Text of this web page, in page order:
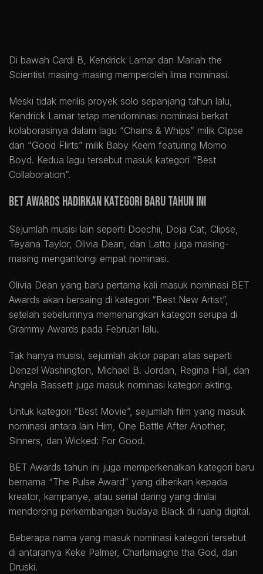
Di bawah Cardi B, Kendrick Lamar dan Mariah the
Scientist masing-masing memperoleh lima nominasi.
Meski tidak merilis proyek solo sepanjang tahun lalu,
Kendrick Lamar tetap mendominasi nominasi berkat
kolaborasinya dalam lagu “Chains & Whips” milik Clipse
dan “Good Flirts” milik Baby Keem featuring Momo
Boyd. Kedua lagu tersebut masuk kategori “Best
Collaboration”.
BET Awards Hadirkan Kategori Baru Tahun Ini
Sejumlah musisi lain seperti Doechii, Doja Cat, Clipse,
Teyana Taylor, Olivia Dean, dan Latto juga masing-
masing mengantongi empat nominasi.
Olivia Dean yang baru pertama kali masuk nominasi BET
Awards akan bersaing di kategori “Best New Artist”,
setelah sebelumnya memenangkan kategori serupa di
Grammy Awards pada Februari lalu.
Tak hanya musisi, sejumlah aktor papan atas seperti
Denzel Washington, Michael B. Jordan, Regina Hall, dan
Angela Bassett juga masuk nominasi kategori akting.
Untuk kategori “Best Movie”, sejumlah film yang masuk
nominasi antara lain Him, One Battle After Another,
Sinners, dan Wicked: For Good.
BET Awards tahun ini juga memperkenalkan kategori baru
bernama “The Pulse Award” yang diberikan kepada
kreator, kampanye, atau serial daring yang dinilai
mendorong perkembangan budaya Black di ruang digital.
Beberapa nama yang masuk nominasi kategori tersebut
di antaranya Keke Palmer, Charlamagne tha God, dan
Druski.